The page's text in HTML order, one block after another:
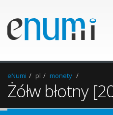
eNumi pl monety
Żółw błotny